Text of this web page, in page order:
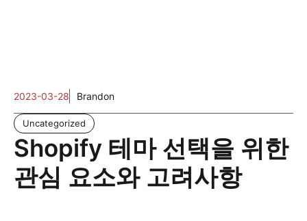
2023-03-28 Brandon
Uncategorized
Shopify 테마 선택을 위한
관심 요소와 고려사항